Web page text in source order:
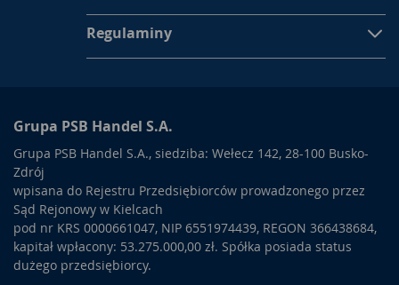
Regulaminy
Grupa PSB Handel S.A.
Grupa PSB Handel S.A., siedziba: Wełecz 142, 28-100 Busko-
Zdrój
wpisana do Rejestru Przedsiębiorców prowadzonego przez
Sąd Rejonowy w Kielcach
pod nr KRS 0000661047, NIP 6551974439, REGON 366438684,
kapitał wpłacony: 53.275.000,00 zł. Spółka posiada status
dużego przedsiębiorcy.